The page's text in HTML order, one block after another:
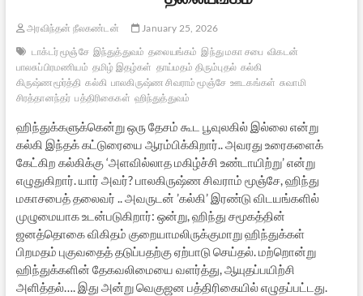
அரவிந்தன் நீலகண்டன்
January 25, 2026
டாக்டர் மூஞ்சே இந்துத்துவம் தலையங்கம் இந்து மகா சபை விகடன்
பாலசுப்பிரமணியம் தமிழ் இதழ்கள் தாய்மதம் திரும்புதல் கல்கி
கிருஷ்ணமூர்த்தி கல்கி பாலகிருஷ்ண சிவராம் மூஞ்சே ஊடகங்கள் சுவாமி
சிரத்தானந்தர் பத்திரிகைகள் ஹிந்துத்துவம்
ஹிந்துக்களுக்கென்று ஒரு தேசம் கூட பூவுலகில் இல்லை என்று
கல்கி இந்தக் கட்டுரையை ஆரம்பிக்கிறார்.. அவரது உரைகளைக்
கேட்கிற கல்கிக்கு ‘அளவில்லாத மகிழ்ச்சி உண்டாயிற்று’ என்று
எழுதுகிறார். யார் அவர்? பாலகிருஷ்ண சிவராம் மூஞ்சே, ஹிந்து
மகாசபைத் தலைவர் .. அவருடன் ’கல்கி’ இரண்டு விடயங்களில்
முழுமையாக உடன்படுகிறார்: ஒன்று, ஹிந்து சமூகத்தின்
ஜனத்தொகை விகிதம் குறையாமலிருக்குமாறு ஹிந்துக்கள்
பிறமதம் புகுவதைத் தடுப்பதற்கு ஏற்பாடு செய்தல். மற்றொன்று
ஹிந்துக்களின் தேகவலிமையை வளர்த்து, ஆயுதப்பயிற்சி
அளித்தல்…. இது அன்று வெகுஜன பத்திரிகையில் எழுதப்பட்டது.